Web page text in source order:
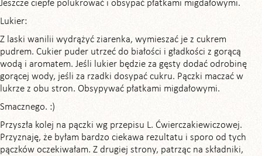
Jeszcze ciepłe polukrować i obsypać płatkami migdałowymi.
Lukier:
Z laski wanilii wydrążyć ziarenka, wymieszać je z cukrem
pudrem. Cukier puder utrzeć do białości i gładkości z gorącą
wodą i aromatem. Jeśli lukier będzie za gęsty dodać odrobinę
gorącej wody, jeśli za rzadki dosypać cukru. Pączki maczać w
lukrze z obu stron. Obsypywać płatkami migdałowymi.
Smacznego. :)
Przyszła kolej na pączki wg przepisu L. Ćwierczakiewiczowej.
Przyznaję, że byłam bardzo ciekawa rezultatu i sporo od tych
pączków oczekiwałam. Z drugiej strony, patrząc na składniki,